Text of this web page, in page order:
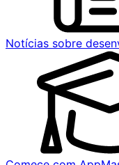
Notícias sobre